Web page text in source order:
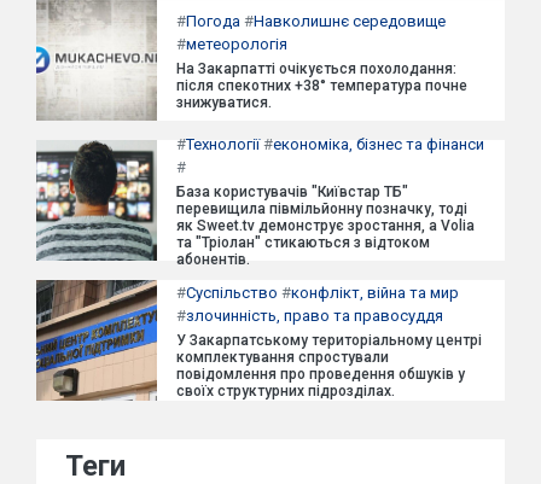
#Погода #Навколишнє середовище
#метеорологія
На Закарпатті очікується похолодання:
після спекотних +38° температура почне
знижуватися.
#Технології#економіка, бізнес та фінанси
#
База користувачів "Київстар ТБ"
перевищила півмільйонну позначку, тоді
як Sweet.tv демонструє зростання, а Volia
та "Тріолан" стикаються з відтоком
абонентів.
#Суспільство #конфлікт, війна та мир
#злочинність, право та правосуддя
У Закарпатському територіальному центрі
комплектування спростували
повідомлення про проведення обшуків у
своїх структурних підрозділах.
Теги